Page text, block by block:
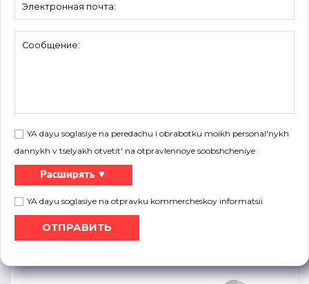
YA dayu soglasiye na peredachu i obrabotku moikh personal'nykh
dannykh v tselyakh otvetit' na otpravlennoye soobshcheniye
Расширять ▼
YA dayu soglasiye na otpravku kommercheskoy informatsii
Единица:
Торговое
количество:
38404500 4500
17,10
38406000
6000 22,80